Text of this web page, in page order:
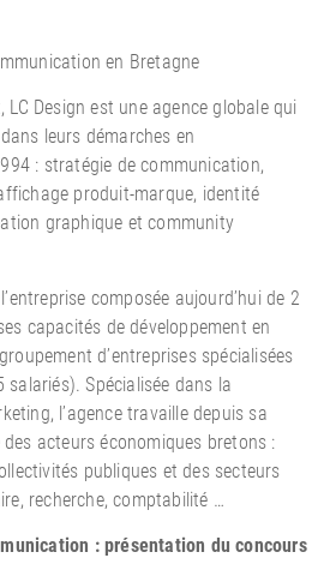
en Bretagne
LC Design est une agence globale qui
leurs démarches en
: stratégie de communication,
produit-marque, identité
graphique et community
composée aujourd’hui de 2
capacités de développement en
d’entreprises spécialisées
Spécialisée dans la
l’agence travaille depuis sa
acteurs économiques bretons :
publiques et des secteurs
recherche, comptabilité …
: présentation du concours